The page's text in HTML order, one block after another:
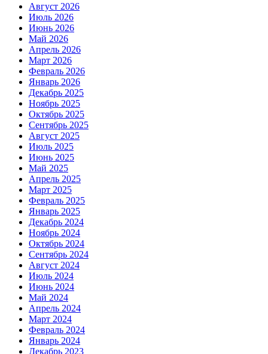
Август 2026
Июль 2026
Июнь 2026
Май 2026
Апрель 2026
Март 2026
Февраль 2026
Январь 2026
Декабрь 2025
Ноябрь 2025
Октябрь 2025
Сентябрь 2025
Август 2025
Июль 2025
Июнь 2025
Май 2025
Апрель 2025
Март 2025
Февраль 2025
Январь 2025
Декабрь 2024
Ноябрь 2024
Октябрь 2024
Сентябрь 2024
Август 2024
Июль 2024
Июнь 2024
Май 2024
Апрель 2024
Март 2024
Февраль 2024
Январь 2024
Декабрь 2023